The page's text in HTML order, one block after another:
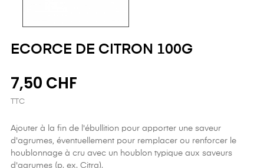
ECORCE DE CITRON 100G
7,50 CHF
TTC
Ajouter à la fin de l'ébullition pour apporter une saveur
d'agrumes, éventuellement pour remplacer ou renforcer le
houblonnage à cru avec un houblon typique aux saveurs
d'agrumes (p. ex. Citra).